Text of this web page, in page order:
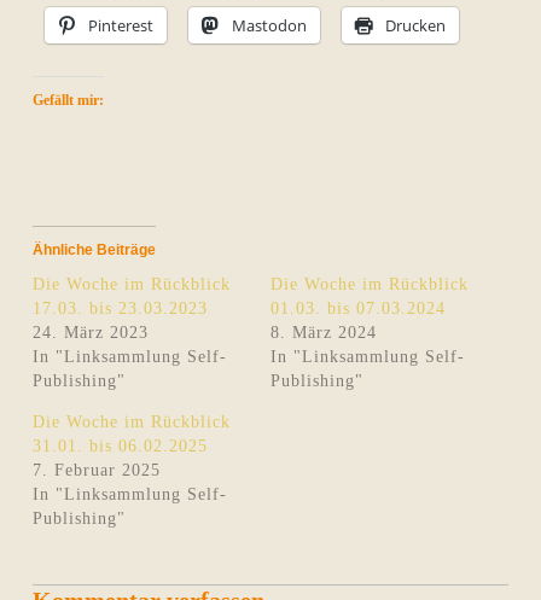
Pinterest Mastodon Drucken
Gefällt mir:
Ähnliche Beiträge
Die Woche im Rückblick
17.03. bis 23.03.2023
24. März 2023
In "Linksammlung Self-
Publishing"
Die Woche im Rückblick
01.03. bis 07.03.2024
8. März 2024
In "Linksammlung Self-
Publishing"
Die Woche im Rückblick
31.01. bis 06.02.2025
7. Februar 2025
In "Linksammlung Self-
Publishing"